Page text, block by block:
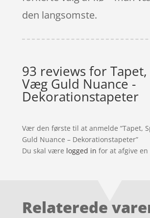
den langsomste.
93 reviews for
Væg Guld Nuance -
Dekorationstapeter
Vær den første til at anmelde “Tapet,
Guld Nuance – Dekorationstapeter”
Du skal være logged in for at afgive
Relaterede